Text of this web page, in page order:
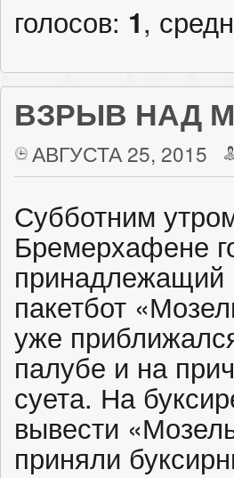
голосов: 1,
ВЗРЫВ НАД
АВГУСТА 25, 2015
Субботним
Бремерхафене
принадлежащий
пакетбот
уже
палубе и на
суета. На
вывести
приняли